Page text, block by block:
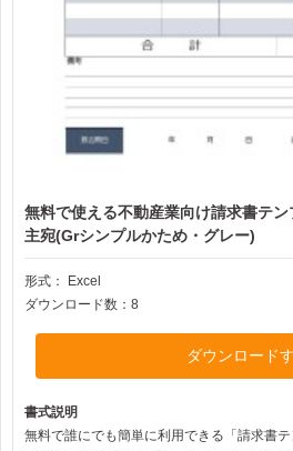
無料で使える不動産業向け請求書テ
主宛(Grシンプルかため・グレー)
形式：
Excel
ダウンロード数：8
ダウンロード
書式説明
無料で誰にでも簡単に利用できる「請求書